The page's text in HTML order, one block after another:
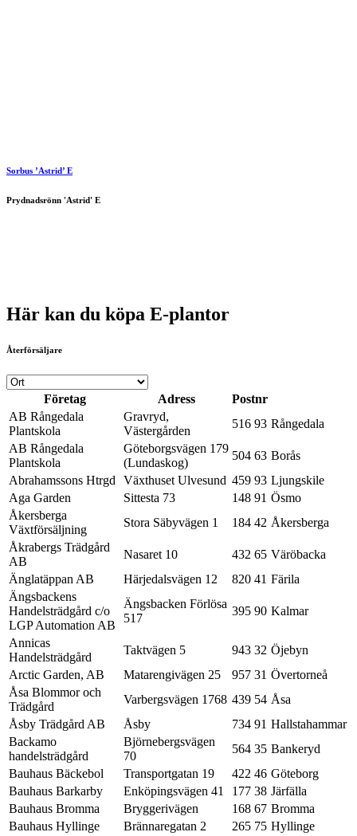
Sorbus ’Astrid’ E
Prydnadsrönn 'Astrid' E
Här kan du köpa E-plantor
Återförsäljare
Företag Adress
Postnr
AB Rångedala
Plantskola
Gravryd,
Västergården
516 93 Rångedala
AB Rångedala
Plantskola
Göteborgsvägen 179
(Lundaskog)
504 63 Borås
Abrahamssons Htrgd Växthuset Ulvesund 459 93 Ljungskile
Aga Garden
Sittesta 73 148 91 Ösmo
Åkersberga
Växtförsäljning
Stora Säbyvägen 1 184 42 Åkersberga
Åkrabergs Trädgård
AB
Nasaret 10 432 65 Väröbacka
Änglatäppan AB
Härjedalsvägen 12 820 41 Färila
Ängsbackens
Handelsträdgård c/o
LGP Automation AB
Ängsbacken Förlösa
517
395 90 Kalmar
Annicas
Handelsträdgård
Taktvägen 5 943 32 Öjebyn
Arctic Garden, AB
Matarengivägen 25 957 31 Övertorneå
Åsa Blommor och
Trädgård
Varbergsvägen 1768 439 54 Åsa
Åsby Trädgård AB
Åsby 734 91 Hallstahammar
Backamo
handelsträdgård
Björnebergsvägen
70
564 35 Bankeryd
Bauhaus Bäckebol
Transportgatan 19 422 46 Göteborg
Bauhaus Barkarby
Enköpingsvägen 41 177 38 Järfälla
Bauhaus Bromma
Bryggerivägen 168 67 Bromma
Bauhaus Hyllinge
Brännaregatan 2 265 75 Hyllinge